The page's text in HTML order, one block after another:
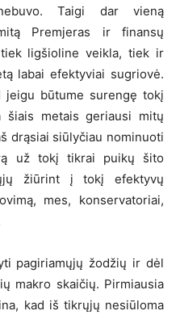
Taigi dar vieną
Premjeras ir finansų
ligšioline veikla, tiek ir
labai efektyviai sugriovė.
jeigu būtume surengę tokį
šiais metais geriausi mitų
drąsiai siūlyčiau nominuoti
už tokį tikrai puikų šito
žiūrint į tokį efektyvų
mes, konservatoriai,
pagiriamųjų žodžių ir dėl
makro skaičių. Pirmiausia
kad iš tikrųjų nesiūloma